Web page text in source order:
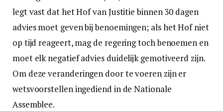
legt vast dat het Hof van Justitie binnen 30 dagen
advies moet geven bij benoemingen; als het Hof niet
op tijd reageert, mag de regering toch benoemen en
moet elk negatief advies duidelijk gemotiveerd zijn.
Om deze veranderingen door te voeren zijn er
wetsvoorstellen ingediend in de Nationale
Assemblee.